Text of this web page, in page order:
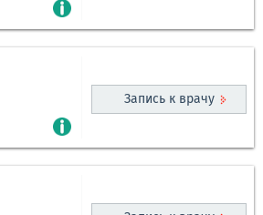
Запись к врачу